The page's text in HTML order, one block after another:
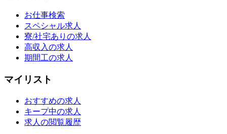
お仕事検索
スペシャル求人
寮/社宅ありの求人
高収入の求人
期間工の求人
マイリスト
おすすめの求人
キープ中の求人
求人の閲覧履歴